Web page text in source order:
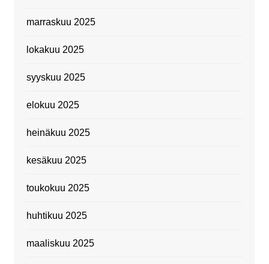
marraskuu 2025
lokakuu 2025
syyskuu 2025
elokuu 2025
heinäkuu 2025
kesäkuu 2025
toukokuu 2025
huhtikuu 2025
maaliskuu 2025